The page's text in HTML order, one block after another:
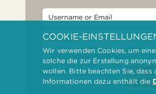
Angemeldet bleiben
Passwort vergessen?
COOKIE-
Wir verwenden Cookies, um
solche die zur Erstellung
wollen. Bitte beachten Sie,
Informationen dazu enthält die